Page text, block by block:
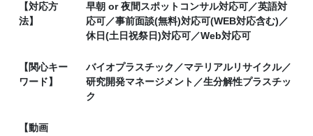
【対応方
法】
早朝 or 夜間スポットコンサル対応可／英語対
応可／事前面談(無料)対応可(WEB対応含む)／
休日(土日祝祭日)対応可／Web対応可
【関心キー
ワード】
バイオプラスチック／マテリアルリサイクル／
研究開発マネージメント／生分解性プラスチッ
ク
【動画